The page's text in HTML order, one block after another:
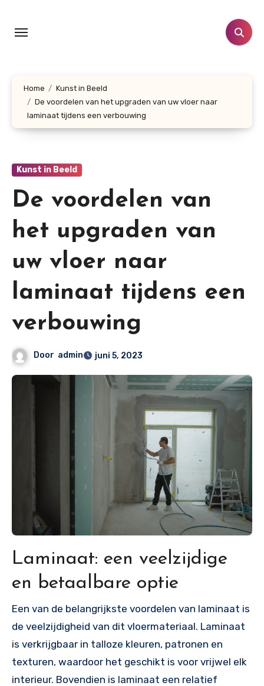
inhoud
Home
Kunst in Beeld
De voordelen van het upgraden van uw vloer naar
laminaat tijdens een verbouwing
Kunst in Beeld
De voordelen van
het upgraden van
uw vloer naar
laminaat tijdens een
verbouwing
Door admin juni 5, 2023
Laminaat: een veelzijdige
en betaalbare optie
Een van de belangrijkste voordelen van laminaat is
de veelzijdigheid van dit vloermateriaal. Laminaat
is verkrijgbaar in talloze kleuren, patronen en
texturen, waardoor het geschikt is voor vrijwel elk
interieur. Bovendien is laminaat een relatief